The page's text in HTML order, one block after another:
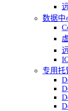
数据中
专用托